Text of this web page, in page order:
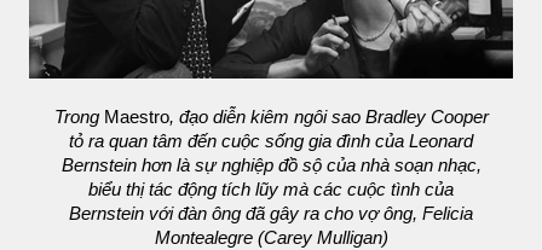
Trong Maestro, đạo diễn kiêm ngôi sao Bradley Cooper
tỏ ra quan tâm đến cuộc sống gia đình của Leonard
Bernstein hơn là sự nghiệp đồ sộ của nhà soạn nhạc,
biểu thị tác động tích lũy mà các cuộc tình của
Bernstein với đàn ông đã gây ra cho vợ ông, Felicia
Montealegre (Carey Mulligan)